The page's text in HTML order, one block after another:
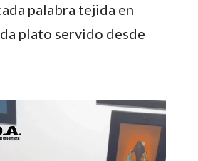
palabra tejida en
plato servido desde